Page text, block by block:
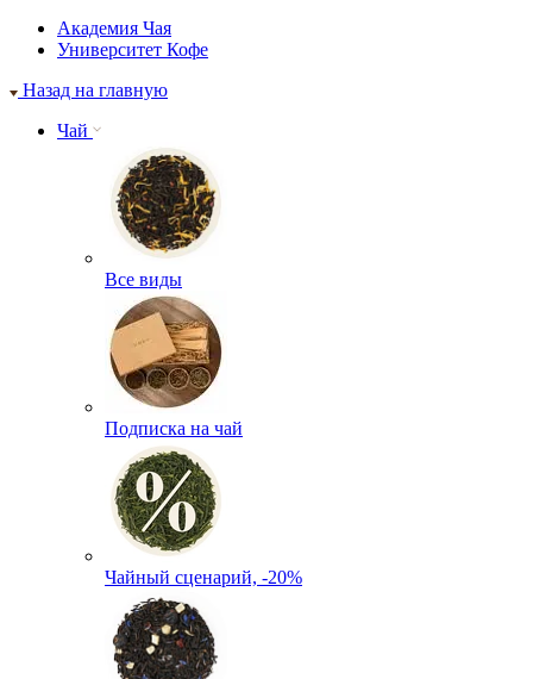
Академия Чая
Университет Кофе
Назад на главную
Чай
Все виды
Подписка на чай
Чайный сценарий, -20%